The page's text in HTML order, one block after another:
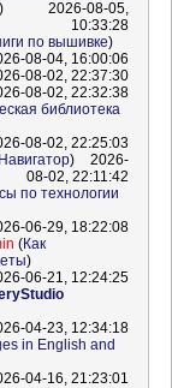
)
2026-08-05,
10:33:28
по вышивке)
08-04, 16:00:06
08-02, 22:37:30
08-02, 22:32:38
библиотека
08-02, 22:25:03
)
2026-
08-02, 22:11:42
по технологии
06-29, 18:22:08
(Как
)
06-21, 12:24:25
04-23, 12:34:18
in English and
04-16, 21:23:01